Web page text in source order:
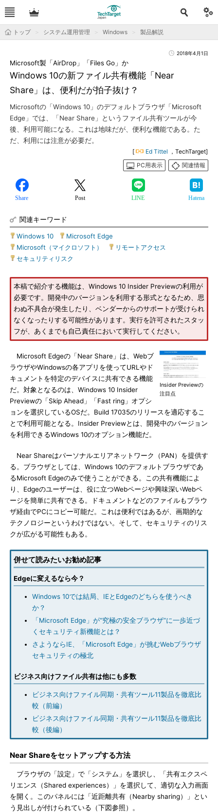
トップ システム運用管理 Windows 製品解説
2018年4月1日
Windows 10の新ファイル共有機能「Near
Share」は、便利だが拍子抜け？
Microsoft製「AirDrop」「Files Go」か
Microsoftの「Windows 10」のデフォルトブラウザ「Microsoft
Edge」では、「Near Share」というファイル共有ツールが今
後、利用可能になる。これは地味だが、便利な機能である。た
だ、利用には注意が必要だ。
[ Ed Tittel ，TechTarget]
PC用表示
関連情報
Share Post LINE Hatena
関連キーワード
Windows 10 Microsoft Edge
Microsoft（マイクロソフト）
リモートアクセス
セキュリティリスク
本稿で紹介する機能は、Windows 10 Insider Previewの利用が
必要です。開発中のバージョンを利用する形式となるため、思
わぬ不具合が発生したり、ベンダーからのサポートが受けられ
なくなったりする可能性があります。実行を許可されたスタッ
フが、あくまでも自己責任において実行してください。
Insider Previewの
注目点
Microsoft Edgeの「Near Share」は、Webブ
ラウザやWindowsの各アプリを使ってURLやド
キュメントを特定のデバイスに共有できる機能
だ。対象となるのは、Windows 10 Insider
Previewの「Skip Ahead」「Fast ring」オプシ
ョンを選択しているOSだ。Build 17035のリリースを適応するこ
とで利用可能となる。Insider Previewとは、開発中のバージョン
を利用できるWindows 10のオプション機能だ。
Near Shareはパーソナルエリアネットワーク（PAN）を提供す
る。ブラウザとしては、Windows 10のデフォルトブラウザであ
るMicrosoft Edgeのみで使うことができる。この共有機能によ
り、Edgeのユーザーは、役に立つWebページや興味深いWebペ
ージを簡単に共有できる。ドキュメントなどのファイルもブラウ
ザ経由でPCにコピー可能だ。これは便利ではあるが、画期的な
テクノロジーというわけではない。そして、セキュリティのリス
クが広がる可能性もある。
併せて読みたいお勧め記事
Edgeに変えるなら今？
Windows 10では結局、IEとEdgeのどちらを使うべき
か？
「Microsoft Edge」が“究極の安全ブラウザ”に一歩近づ
くセキュリティ新機能とは？
さようならIE、「Microsoft Edge」が挑むWebブラウザ
セキュリティの極北
ビジネス向けファイル共有は他にも多数
ビジネス向けファイル同期・共有ツール11製品を徹底比
較（前編）
ビジネス向けファイル同期・共有ツール11製品を徹底比
較（後編）
Near Shareをセットアップする方法
ブラウザの「設定」で「システム」を選択し、「共有エクスペ
リエンス（Shared experiences）」を選択して、適切な入力画面
を開く。このパネルには「近距離共有（Nearby sharing）」とい
う見出しが付けられている（下図参照）。